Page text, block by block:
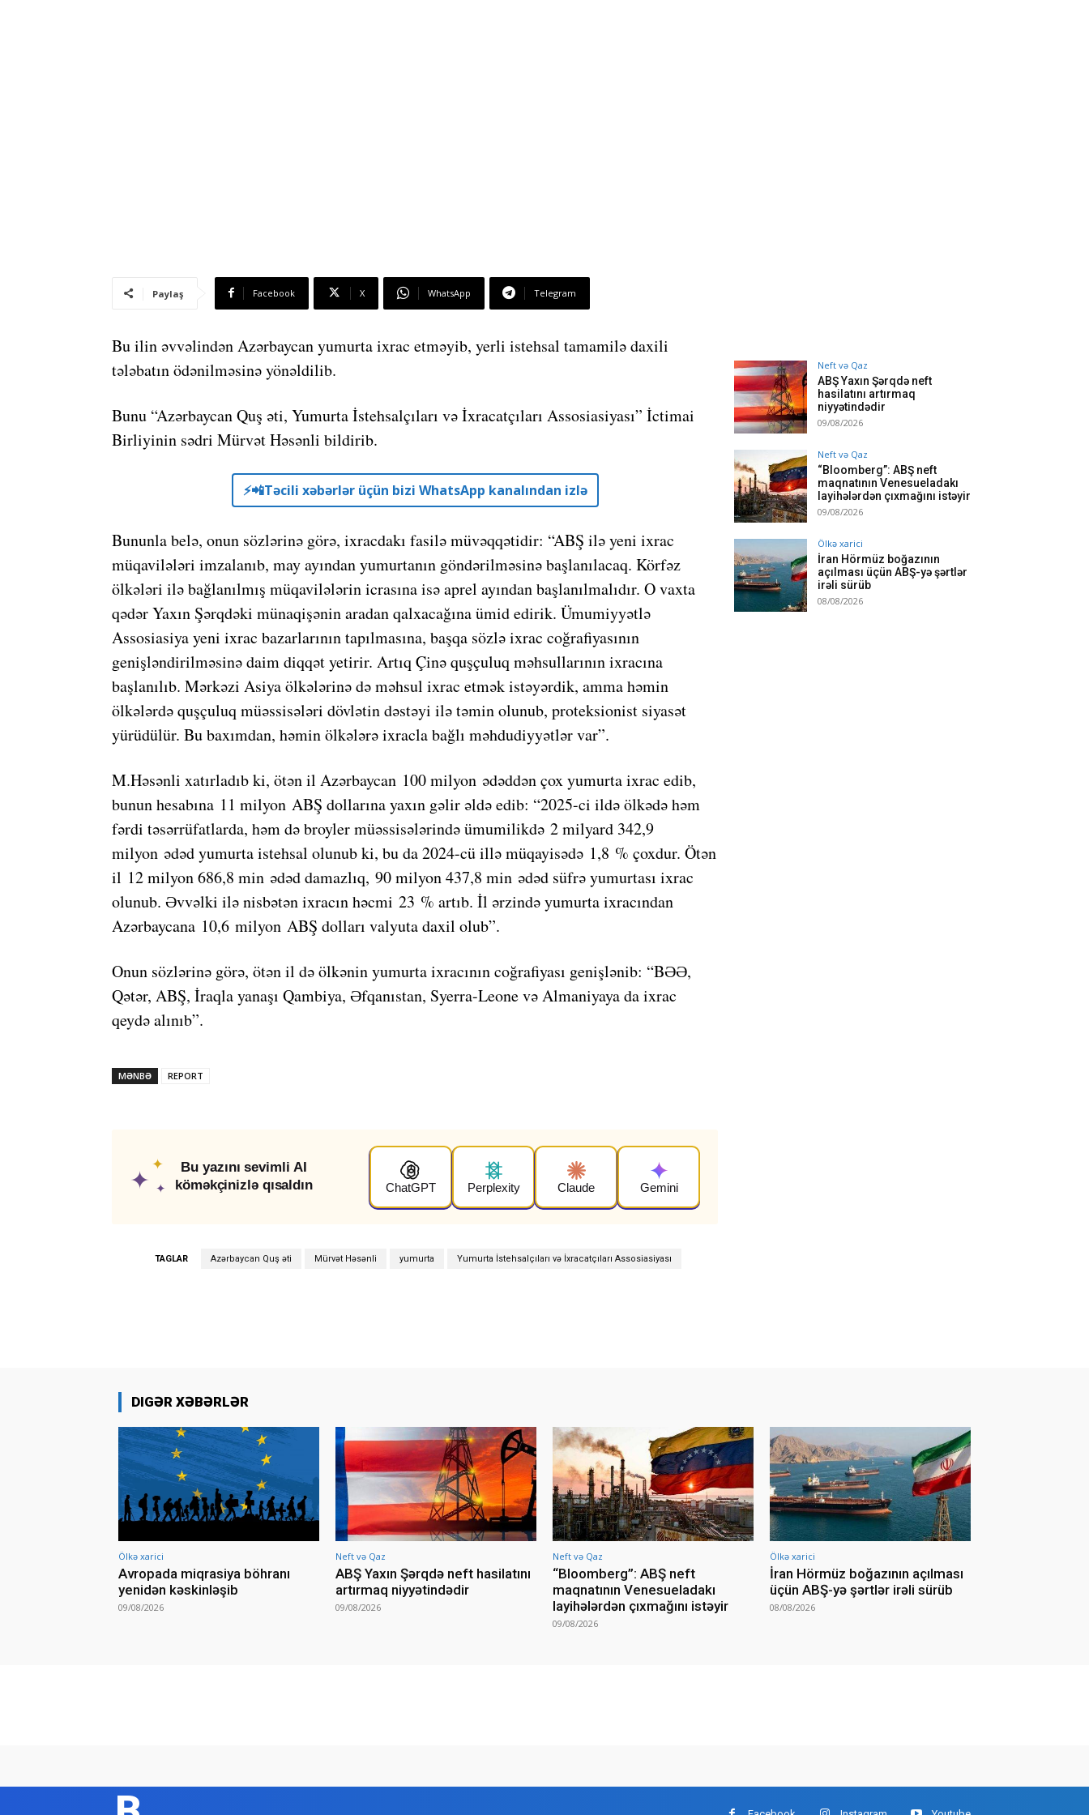
Paylaş Facebook X WhatsApp Telegram
Bu ilin əvvəlindən Azərbaycan yumurta ixrac etməyib, yerli istehsal tamamilə daxili
tələbatın ödənilməsinə yönəldilib.
Bunu “Azərbaycan Quş əti, Yumurta İstehsalçıları və İxracatçıları Assosiasiyası” İctimai
Birliyinin sədri Mürvət Həsənli bildirib.
⚡️📲Təcili xəbərlər üçün bizi WhatsApp kanalından izlə
Bununla belə, onun sözlərinə görə, ixracdakı fasilə müvəqqətidir: “ABŞ ilə yeni ixrac
müqavilələri imzalanıb, may ayından yumurtanın göndərilməsinə başlanılacaq. Körfəz
ölkələri ilə bağlanılmış müqavilələrin icrasına isə aprel ayından başlanılmalıdır. O vaxta
qədər Yaxın Şərqdəki münaqişənin aradan qalxacağına ümid edirik. Ümumiyyətlə
Assosiasiya yeni ixrac bazarlarının tapılmasına, başqa sözlə ixrac coğrafiyasının
genişləndirilməsinə daim diqqət yetirir. Artıq Çinə quşçuluq məhsullarının ixracına
başlanılıb. Mərkəzi Asiya ölkələrinə də məhsul ixrac etmək istəyərdik, amma həmin
ölkələrdə quşçuluq müəssisələri dövlətin dəstəyi ilə təmin olunub, proteksionist siyasət
yürüdülür. Bu baxımdan, həmin ölkələrə ixracla bağlı məhdudiyyətlər var”.
M.Həsənli xatırladıb ki, ötən il Azərbaycan 100 milyon ədəddən çox yumurta ixrac edib,
bunun hesabına 11 milyon ABŞ dollarına yaxın gəlir əldə edib: “2025-ci ildə ölkədə həm
fərdi təsərrüfatlarda, həm də broyler müəssisələrində ümumilikdə 2 milyard 342,9
milyon ədəd yumurta istehsal olunub ki, bu da 2024-cü illə müqayisədə 1,8 % çoxdur. Ötən
il 12 milyon 686,8 min ədəd damazlıq, 90 milyon 437,8 min ədəd süfrə yumurtası ixrac
olunub. Əvvəlki ilə nisbətən ixracın həcmi 23 % artıb. İl ərzində yumurta ixracından
Azərbaycana 10,6 milyon ABŞ dolları valyuta daxil olub”.
Onun sözlərinə görə, ötən il də ölkənin yumurta ixracının coğrafiyası genişlənib: “BƏƏ,
Qətər, ABŞ, İraqla yanaşı Qambiya, Əfqanıstan, Syerra-Leone və Almaniyaya da ixrac
qeydə alınıb”.
MƏNBƏ REPORT
✦
✦
✦
Bu yazını sevimli AI
köməkçinizlə qısaldın
ChatGPT Perplexity Claude Gemini
TAGLAR Azərbaycan Quş əti Mürvət Həsənli yumurta Yumurta İstehsalçıları və İxracatçıları Assosiasiyası
Neft və Qaz
ABŞ Yaxın Şərqdə neft
hasilatını artırmaq
niyyətindədir
09/08/2026
Neft və Qaz
“Bloomberg”: ABŞ neft
maqnatının Venesueladakı
layihələrdən çıxmağını istəyir
09/08/2026
Ölkə xarici
İran Hörmüz boğazının
açılması üçün ABŞ-yə şərtlər
irəli sürüb
08/08/2026
DIGƏR XƏBƏRLƏR
Ölkə xarici
Avropada miqrasiya böhranı
yenidən kəskinləşib
09/08/2026
Neft və Qaz
ABŞ Yaxın Şərqdə neft hasilatını
artırmaq niyyətindədir
09/08/2026
Neft və Qaz
“Bloomberg”: ABŞ neft
maqnatının Venesueladakı
layihələrdən çıxmağını istəyir
09/08/2026
Ölkə xarici
İran Hörmüz boğazının açılması
üçün ABŞ-yə şərtlər irəli sürüb
08/08/2026